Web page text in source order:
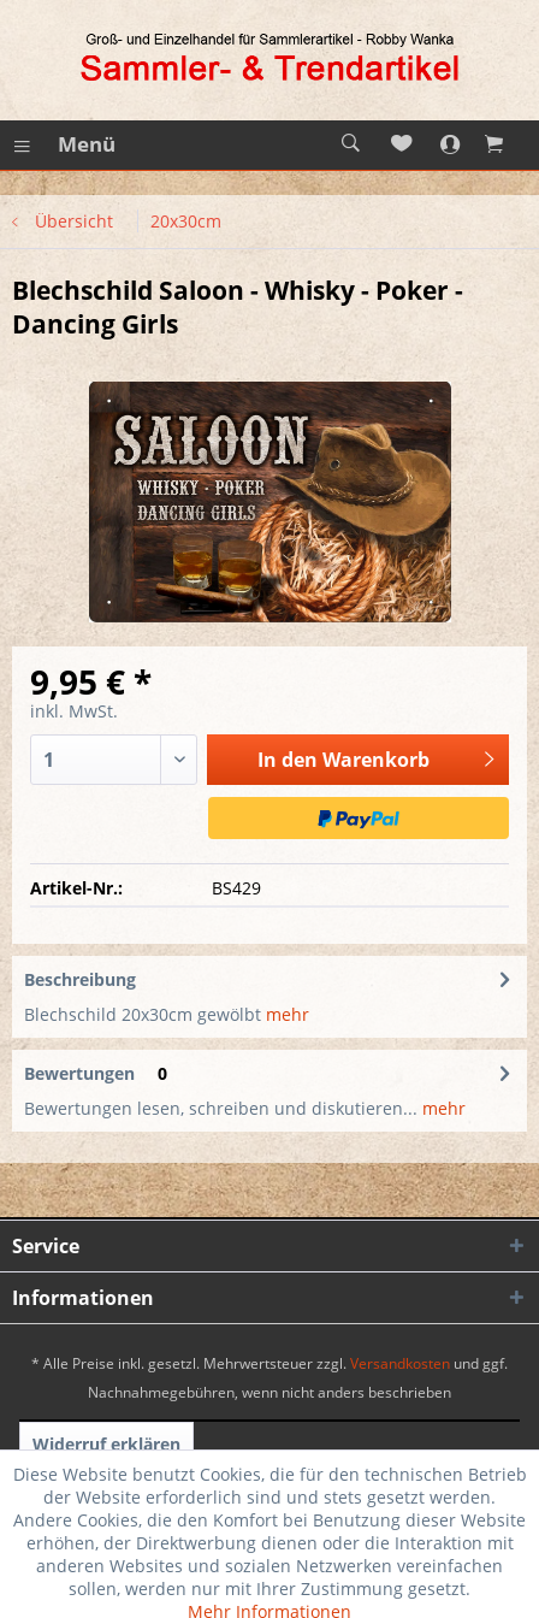
Menü
Übersicht 20x30cm
Blechschild Saloon - Whisky - Poker -
Dancing Girls
9,95 € *
inkl. MwSt.
In den Warenkorb
Artikel-Nr.: BS429
Beschreibung
Blechschild 20x30cm gewölbt mehr
Bewertungen
0
Bewertungen lesen, schreiben und diskutieren... mehr
Service
Informationen
* Alle Preise inkl. gesetzl. Mehrwertsteuer zzgl.Versandkosten und ggf.
Nachnahmegebühren, wenn nicht anders beschrieben
Widerruf erklären
Realisiert mit Shopware|Theme by WebSelect
Diese Website benutzt Cookies, die für den technischen Betrieb
der Website erforderlich sind und stets gesetzt werden.
Andere Cookies, die den Komfort bei Benutzung dieser Website
erhöhen, der Direktwerbung dienen oder die Interaktion mit
anderen Websites und sozialen Netzwerken vereinfachen
sollen, werden nur mit Ihrer Zustimmung gesetzt.
Mehr Informationen